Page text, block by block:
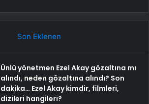
Son Eklenen
Ünlü yönetmen Ezel Akay gözaltına mı
alındı, neden gözaltına alındı? Son
dakika… Ezel Akay kimdir, filmleri,
dizileri hangileri?